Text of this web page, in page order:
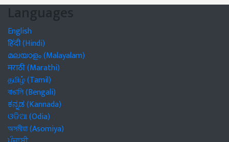
Languages
English
हिंदी (Hindi)
മലയാളം (Malayalam)
मराठी (Marathi)
தமிழ் (Tamil)
বাঙালি (Bengali)
ಕನ್ನಡ (Kannada)
ଓଡିଆ (Odia)
অসমীয়া (Asomiya)